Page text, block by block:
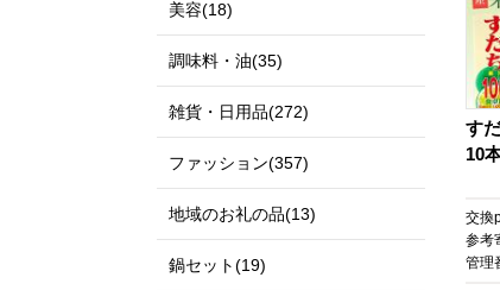
す
10
交換
参考
管理
美容(18)
調味料・油(35)
雑貨・日用品(272)
ファッション(357)
地域のお礼の品(13)
鍋セット(19)